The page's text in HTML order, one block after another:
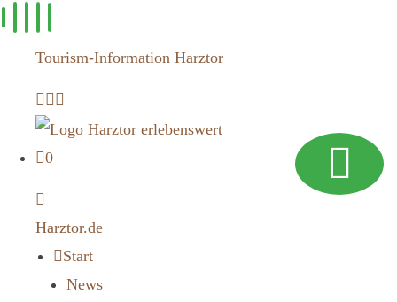
Skip to
contentTourism-Information Harztor
0
Harztor.de
Start
News